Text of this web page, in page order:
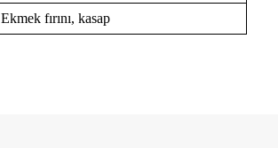
Ekmek fırını, kasap